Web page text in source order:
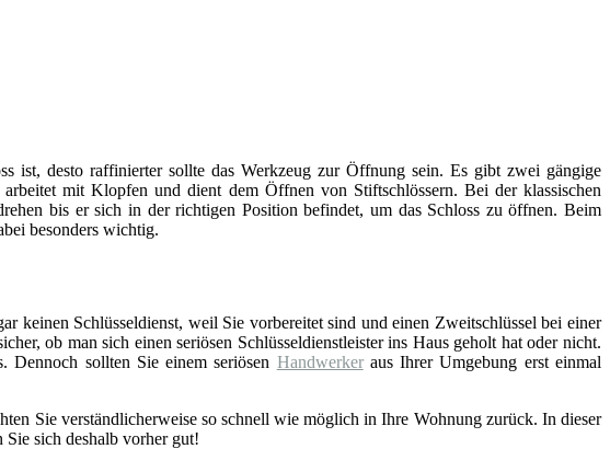
ist, desto raffinierter sollte das Werkzeug zur Öffnung sein. Es gibt zwei gängige
mit Klopfen und dient dem Öffnen von Stiftschlössern. Bei der klassischen
bis er sich in der richtigen Position befindet, um das Schloss zu öffnen. Beim
besonders wichtig.
keinen Schlüsseldienst, weil Sie vorbereitet sind und einen Zweitschlüssel bei einer
ob man sich einen seriösen Schlüsseldienstleister ins Haus geholt hat oder nicht.
sollten Sie einem seriösen Handwerkeraus Ihrer Umgebung erst einmal
Sie verständlicherweise so schnell wie möglich in Ihre Wohnung zurück. In dieser
sich deshalb vorher gut!